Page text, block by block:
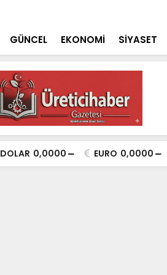
GÜNCEL EKONOMİ SİYASET
DOLAR 0,0000 EURO 0,0000